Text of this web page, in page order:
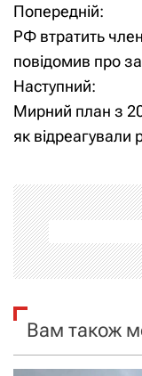
Н
а
в
і
а
ц
і
я
з
Попередній:
РФ втратить
повідомив про
Наступний:
Мирний план з
як відреагували
Вам також